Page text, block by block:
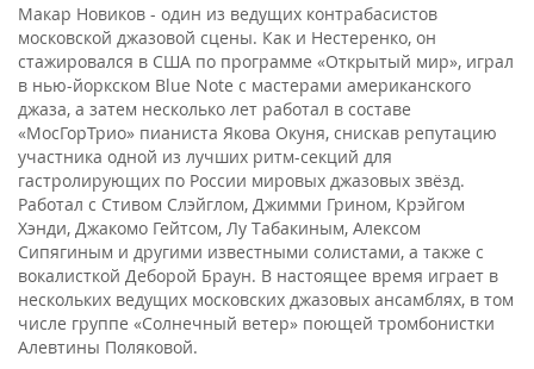
Макар Новиков - один из ведущих контрабасистов
московской джазовой сцены. Как и Нестеренко, он
стажировался в США по программе «Открытый мир», играл
в нью-йоркском Blue Note с мастерами американского
джаза, а затем несколько лет работал в составе
«МосГорТрио» пианиста Якова Окуня, снискав репутацию
участника одной из лучших ритм-секций для
гастролирующих по России мировых джазовых звёзд.
Работал с Стивом Слэйглом, Джимми Грином, Крэйгом
Хэнди, Джакомо Гейтсом, Лу Табакиным, Алексом
Сипягиным и другими известными солистами, а также с
вокалисткой Деборой Браун. В настоящее время играет в
нескольких ведущих московских джазовых ансамблях, в том
числе группе «Солнечный ветер» поющей тромбонистки
Алевтины Поляковой.